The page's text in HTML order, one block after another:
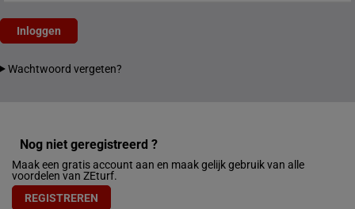
Inloggen
Wachtwoord vergeten?
Nog niet geregistreerd ?
Maak een gratis account aan en maak gelijk gebruik van alle
voordelen van ZEturf.
REGISTREREN